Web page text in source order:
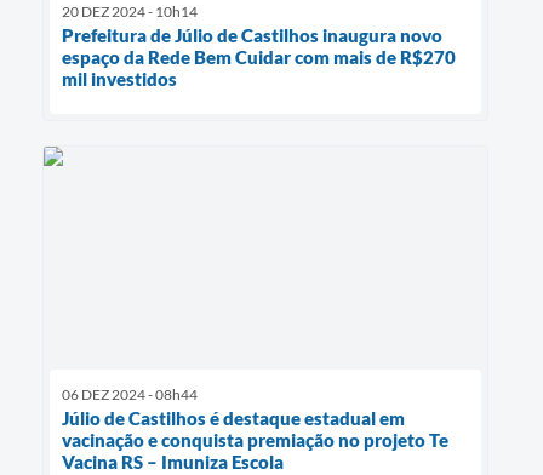
20 DEZ 2024 - 10h14
Prefeitura de Júlio de Castilhos inaugura novo
espaço da Rede Bem Cuidar com mais de R$270
mil investidos
06 DEZ 2024 - 08h44
Júlio de Castilhos é destaque estadual em
vacinação e conquista premiação no projeto Te
Vacina RS – Imuniza Escola